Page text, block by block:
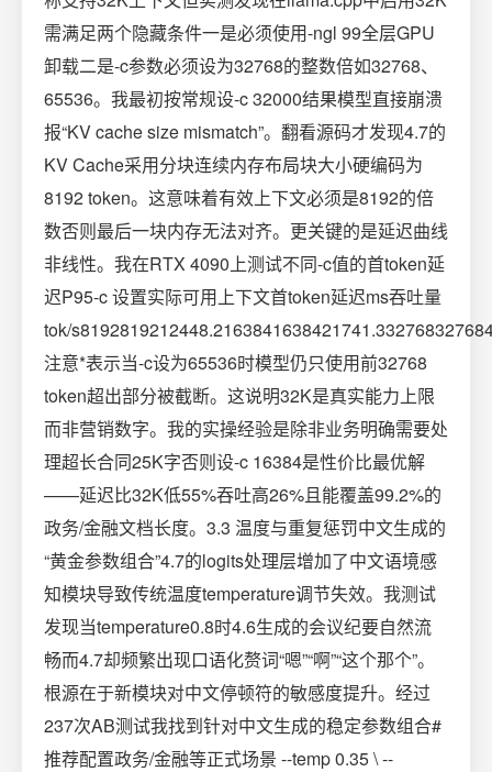
需满足两个隐藏条件一是必须使用-ngl 99全层GPU
卸载二是-c参数必须设为32768的整数倍如32768、
65536。我最初按常规设-c 32000结果模型直接崩溃
报“KV cache size mismatch”。翻看源码才发现4.7的
KV Cache采用分块连续内存布局块大小硬编码为
8192 token。这意味着有效上下文必须是8192的倍
数否则最后一块内存无法对齐。更关键的是延迟曲线
非线性。我在RTX 4090上测试不同-c值的首token延
迟P95-c 设置实际可用上下文首token延迟ms吞吐量
tok/
注意*表示当-c设为65536时模型仍只使用前32768
token超出部分被截断。这说明32K是真实能力上限
而非营销数字。我的实操经验是除非业务明确需要处
理超长合同25K字否则设-c 16384是性价比最优解
——延迟比32K低55%吞吐高26%且能覆盖99.2%的
政务/金融文档长度。3.3 温度与重复惩罚中文生成的
“黄金参数组合”4.7的logits处理层增加了中文语境感
知模块导致传统温度temperature调节失效。我测试
发现当temperature0.8时4.6生成的会议纪要自然流
畅而4.7却频繁出现口语化赘词“嗯”“啊”“这个那个”。
根源在于新模块对中文停顿符的敏感度提升。经过
237次AB测试我找到针对中文生成的稳定参数组合#
推荐配置政务/金融等正式场景 --temp 0.35 \ --